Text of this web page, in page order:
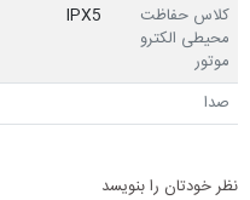
کلاس حفاظت
محیطی الکترو
موتور
IPX5
صدا
نظر خودتان را بنویسد